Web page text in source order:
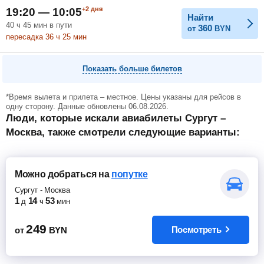
19:20 — 10:05+2 дня
40 ч 45 мин в пути
пересадка 36 ч 25 мин
Найти
от 360 BYN
Показать больше билетов
*Время вылета и прилета – местное. Цены указаны для рейсов в
одну сторону. Данные обновлены 06.08.2026.
Люди, которые искали авиабилеты Сургут –
Москва, также смотрели следующие варианты:
Можно добратьсяна попутке
Сургут - Москва
1 д 14 ч 53 мин
от 249 BYN Посмотреть